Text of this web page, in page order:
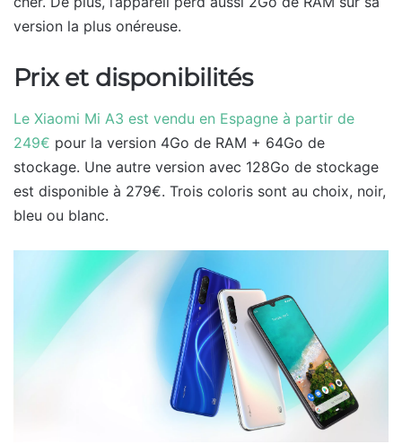
version la plus onéreuse.
Prix et disponibilités
Le Xiaomi Mi A3 est vendu en Espagne à partir de
249€ pour la version 4Go de RAM + 64Go de
stockage. Une autre version avec 128Go de stockage
est disponible à 279€. Trois coloris sont au choix, noir,
bleu ou blanc.